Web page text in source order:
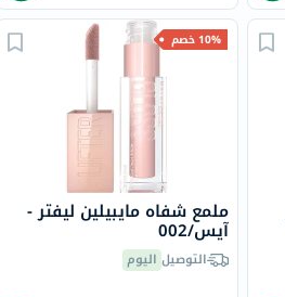
10% خصم
ملمع شفاه مايبيلين ليفتر -
آيس/002
التوصيل اليوم